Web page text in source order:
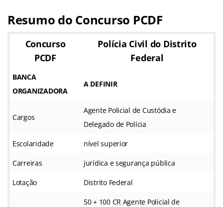
Resumo do Concurso PCDF
Concurso
PCDF
Polícia Civil do Distrito
Federal
BANCA
ORGANIZADORA
A DEFINIR
Cargos
Agente Policial de Custódia e
Delegado de Polícia
Escolaridade nível superior
Carreiras jurídica e segurança pública
Lotação Distrito Federal
50 + 100 CR Agente Policial de